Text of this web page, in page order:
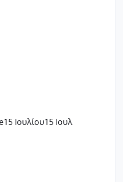
15 Ιουλίου15 Ιουλ